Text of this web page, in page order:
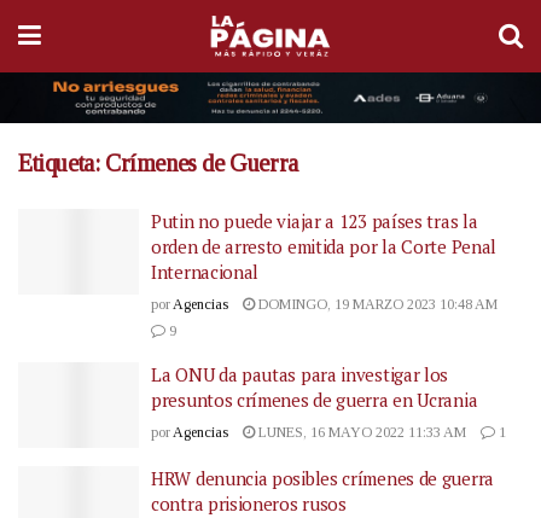
Etiqueta: Crímenes de Guerra
Putin no puede viajar a 123 países tras la
orden de arresto emitida por la Corte Penal
Internacional
por Agencias
DOMINGO, 19 MARZO 2023 10:48 AM
9
La ONU da pautas para investigar los
presuntos crímenes de guerra en Ucrania
por Agencias LUNES, 16 MAYO 2022 11:33 AM 1
HRW denuncia posibles crímenes de guerra
contra prisioneros rusos